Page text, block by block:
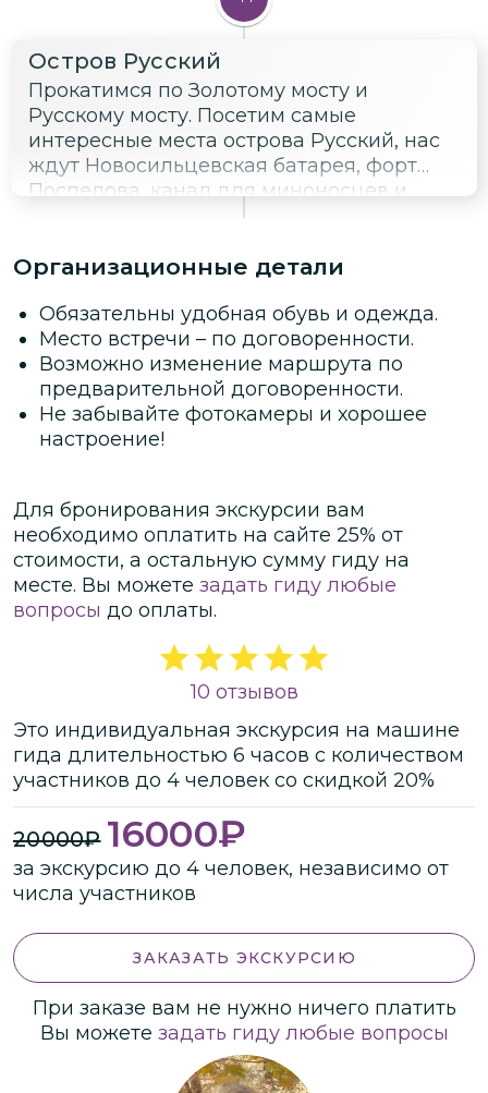
Остров Русский
Прокатимся по Золотому мосту и
Русскому мосту. Посетим самые
интересные места острова Русский, нас
ждут Новосильцевская батарея, форт
Поспелова, канал для миноносцев и
миноносок. Почему полуостров
на экскурсии.
Организационные детали
Обязательны удобная обувь и одежда.
Место встречи – по договоренности.
Возможно изменение маршрута по
предварительной договоренности.
Не забывайте фотокамеры и хорошее
настроение!
Для бронирования экскурсии вам
необходимо оплатить на сайте 25% от
стоимости, а остальную сумму гиду на
месте. Вы можете задать гиду любые
вопросы до оплаты.
10 отзывов
Это индивидуальная экскурсия на машине
гида длительностью 6 часов с количеством
участников до 4 человек со скидкой 20%
20000₽ 16000₽
за экскурсию до 4 человек, независимо от
числа участников
ЗАКАЗАТЬ ЭКСКУРСИЮ
При заказе вам не нужно ничего платить
Вы можете задать гиду любые вопросы